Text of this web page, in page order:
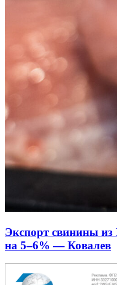
Экспорт свинины из
на 5–6% — Ковалев